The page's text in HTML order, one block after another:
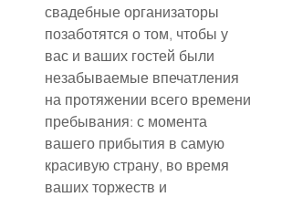
свадебные организаторы
позаботятся о том, чтобы у
вас и ваших гостей были
незабываемые впечатления
на протяжении всего времени
пребывания: с момента
вашего прибытия в самую
красивую страну, во время
ваших торжеств и